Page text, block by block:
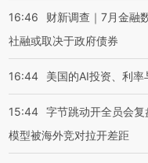
16:46
财新调查｜7月金融
社融或取决于政府债券
16:44 美国的AI投资、利率
15:44 字节跳动开全员会
模型被海外竞对拉开差距